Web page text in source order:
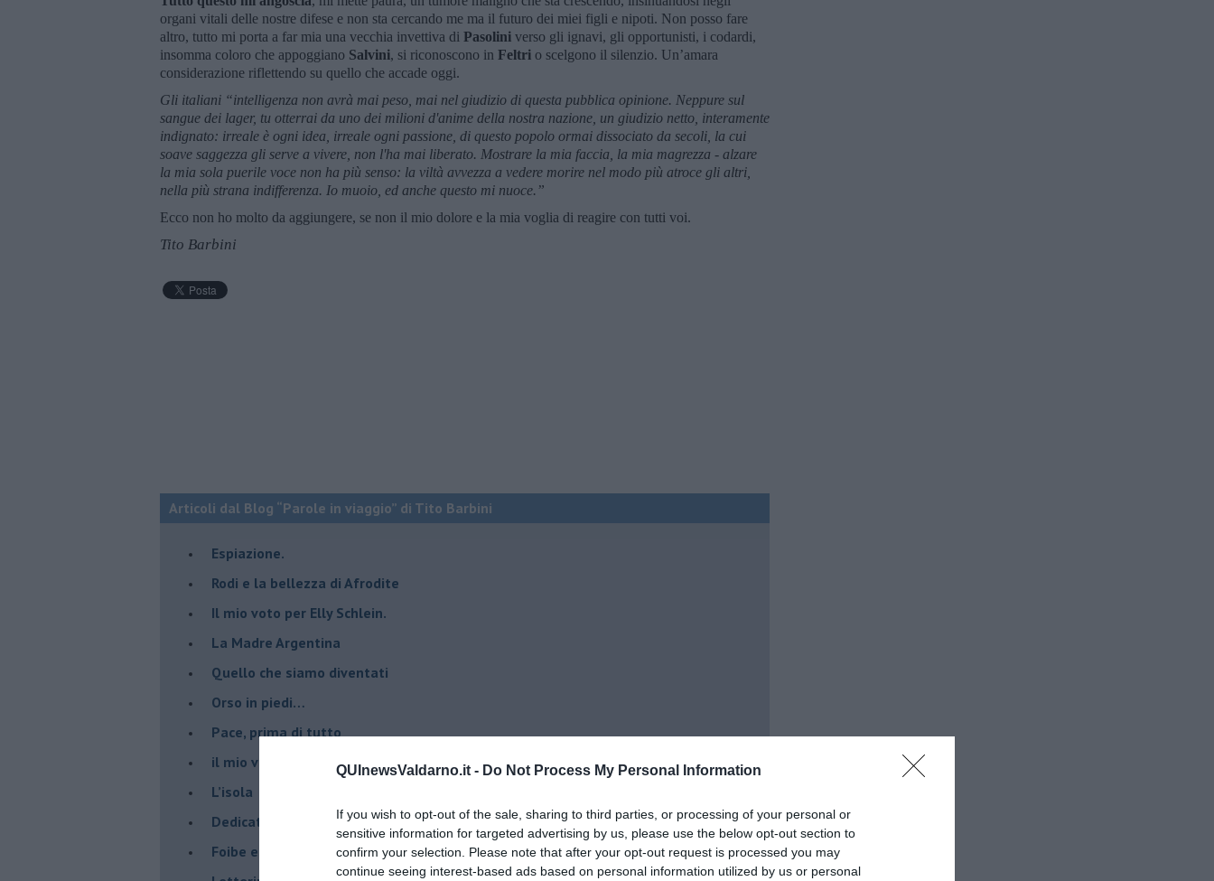
QUInewsValdarno.it - Do Not Process My Personal Information
If you wish to opt-out of the sale, sharing to third parties, or processing of your personal or
sensitive information for targeted advertising by us, please use the below opt-out section to
confirm your selection. Please note that after your opt-out request is processed you may
continue seeing interest-based ads based on personal information utilized by us or personal
organi vitali delle nostre difese e non sta cercando me ma il futuro dei miei figli e nipoti. Non posso fare
altro, tutto mi porta a far mia una vecchia invettiva di Pasolini verso gli ignavi, gli opportunisti, i codardi,
insomma coloro che appoggiano Salvini, si riconoscono in Feltri o scelgono il silenzio. Un’amara
considerazione riflettendo su quello che accade oggi.
Gli italiani “intelligenza non avrà mai peso, mai nel giudizio di questa pubblica opinione. Neppure sul
sangue dei lager, tu otterrai da uno dei milioni d'anime della nostra nazione, un giudizio netto, interamente
indignato: irreale è ogni idea, irreale ogni passione, di questo popolo ormai dissociato da secoli, la cui
soave saggezza gli serve a vivere, non l'ha mai liberato. Mostrare la mia faccia, la mia magrezza - alzare
la mia sola puerile voce non ha più senso: la viltà avvezza a vedere morire nel modo più atroce gli altri,
nella più strana indifferenza. Io muoio, ed anche questo mi nuoce.”
Ecco non ho molto da aggiungere, se non il mio dolore e la mia voglia di reagire con tutti voi.
Tito Barbini
Articoli dal Blog “Parole in viaggio” di Tito Barbini
Espiazione.
Rodi e la bellezza di Afrodite
​Il mio voto per Elly Schlein.
​La Madre Argentina
Quello che siamo diventati
Orso in piedi…
​Pace, prima di tutto
​il mio viaggio ad Auschwitz.
​L’isola
Dedicato ai giovani e ai monaci della Birmania
​Foibe e giornata dei ricordi